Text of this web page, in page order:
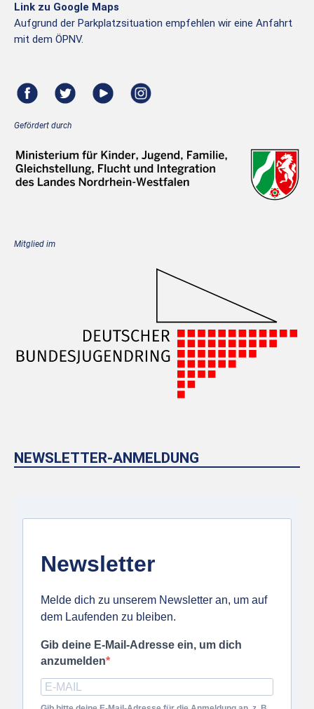
Link zu Google Maps
Aufgrund der Parkplatzsituation empfehlen wir eine Anfahrt
mit dem ÖPNV.
Gefördert durch
Mitglied im
NEWSLETTER-ANMELDUNG
Newsletter
Melde dich zu unserem Newsletter an, um auf
dem Laufenden zu bleiben.
Gib deine E-Mail-Adresse ein, um dich
anzumelden